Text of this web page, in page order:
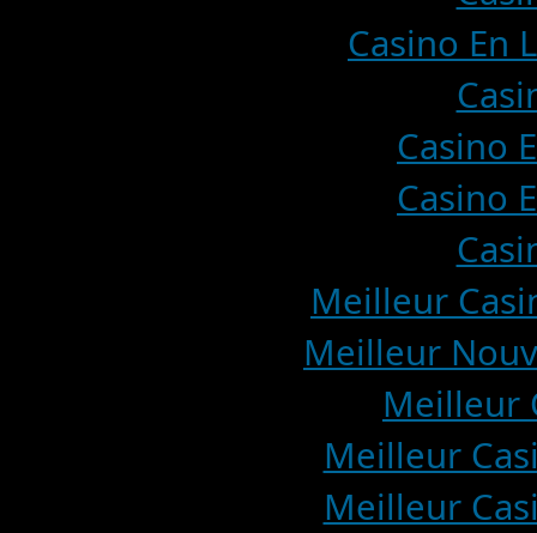
Casino En
Casino
Casino
Meilleur
Meilleur
Meilleur
Meilleur
Meilleur